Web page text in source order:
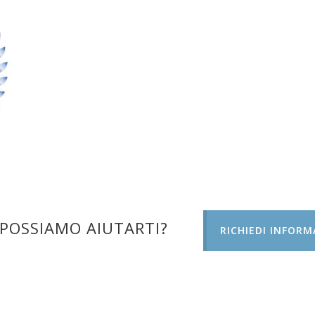
AIUTARTI? RICHIEDI